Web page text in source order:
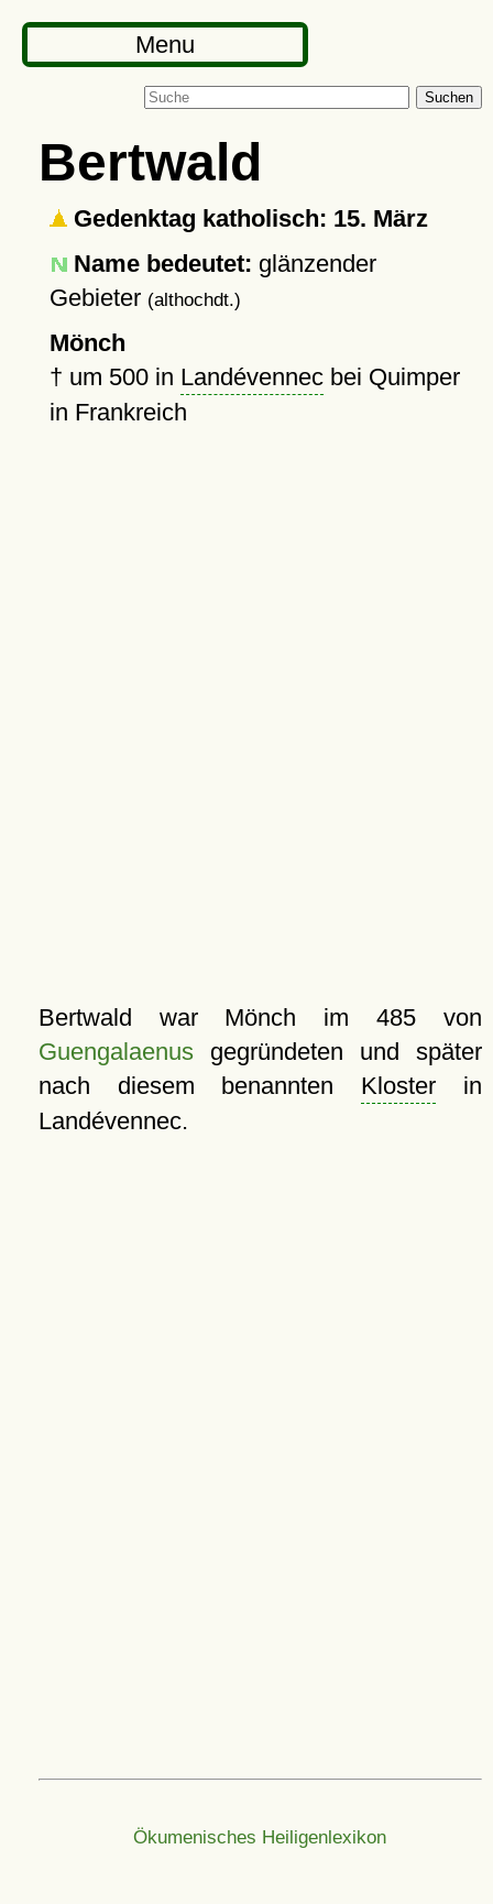
Menu
Suchen
Bertwald
Gedenktag katholisch: 15. März
Name bedeutet: glänzender
Gebieter (althochdt.)
Mönch
† um 500in Landévennecbei Quimper
in Frankreich
Bertwald war Mönch im 485 von
Guengalaenusgegründeten und später
nach diesem benannten Kloster in
Landévennec.
Ökumenisches Heiligenlexikon